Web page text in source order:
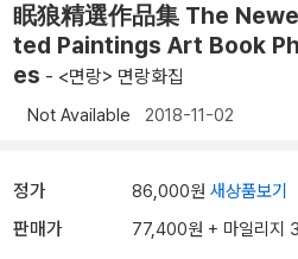
眠狼精選作品集 The
ted Paintings Art Book
es - <면랑> 면랑화집
Not Available 2018-11-02
정가 86,000원 새상품보기
판매가 77,400원 + 마일리지